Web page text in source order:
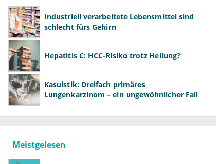
Industriell verarbeitete Lebensmittel sind
schlecht fürs Gehirn
Hepatitis C: HCC-Risiko trotz Heilung?
Kasuistik: Dreifach primäres
Lungenkarzinom – ein ungewöhnlicher Fall
Meistgelesen